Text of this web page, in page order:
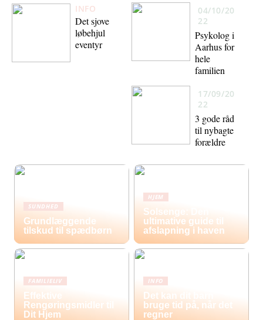
INFO
Det sjove
løbehjul
eventyr
04/10/20
22
Psykolog i
Aarhus for
hele
familien
17/09/20
22
3 gode råd
til nybagte
forældre
SUNDHED
Grundlæggende
tilskud til spædbørn
HJEM
Solsenge: Den
ultimative guide til
afslapning i haven
FAMILIELIV
Effektive
Rengøringsmidler til
Dit Hjem
INFO
Det kan dit barn
bruge tid på, når det
regner